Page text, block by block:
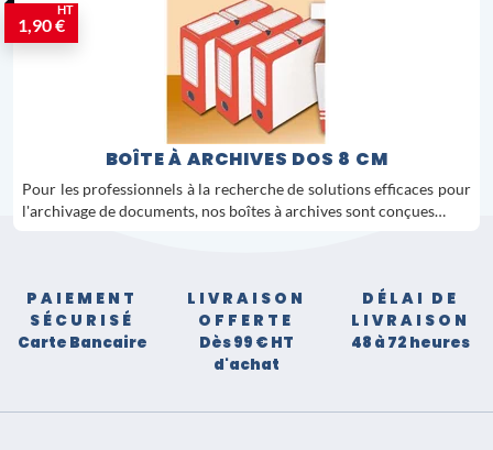
1,90 €
HT
BOÎTE À ARCHIVES DOS 8 CM
Pour les professionnels à la recherche de solutions efficaces pour
l'archivage de documents, nos boîtes à archives sont conçues…
PAIEMENT
SÉCURISÉ
Carte Bancaire
LIVRAISON
OFFERTE
Dès 99 € HT
d'achat
DÉLAI DE
LIVRAISON
48 à 72 heures